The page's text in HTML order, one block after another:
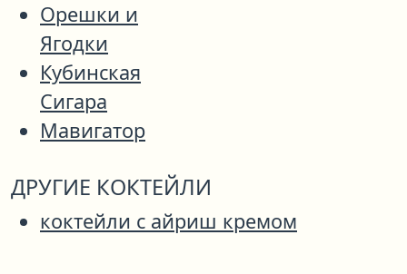
Орешки и
Ягодки
Кубинская
Сигара
Мавигатор
ДРУГИЕ КОКТЕЙЛИ
коктейли с айриш кремом